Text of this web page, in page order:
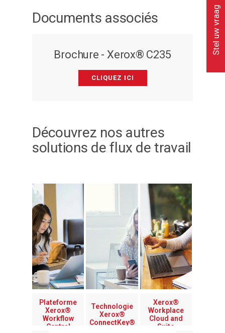
Documents associés
Brochure - Xerox® C235
CLIQUEZ ICI
Découvrez nos autres
solutions de flux de travail
Plateforme
Xerox®
Workflow
Central
Technologie
Xerox®
ConnectKey®
Xerox®
Workplace
Cloud and
Suite
Stel uw vraag